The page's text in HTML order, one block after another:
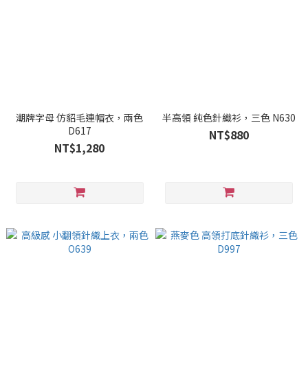
潮牌字母 仿貂毛連帽衣，兩色
D617
NT$1,280
半高領 純色針織衫，三色 N630
NT$880